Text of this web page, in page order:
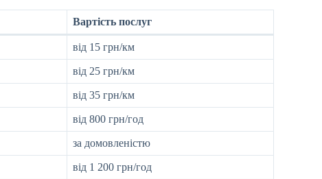
Вартість послуг
від 15 грн/км
від 25 грн/км
від 35 грн/км
від 800 грн/год
за домовленістю
від 1 200 грн/год